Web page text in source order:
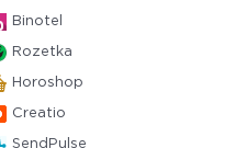
Binotel
Rozetka
Horoshop
Creatio
SendPulse